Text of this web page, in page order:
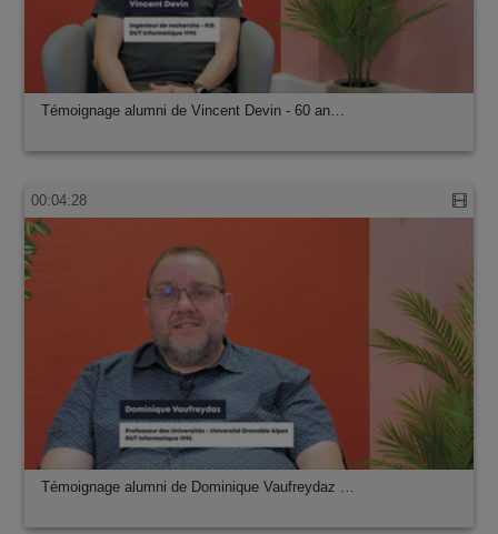
Témoignage alumni de Vincent Devin - 60 an…
00:04:28
Témoignage alumni de Dominique Vaufreydaz …